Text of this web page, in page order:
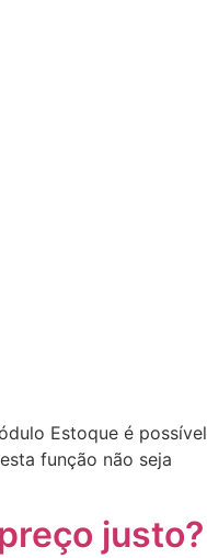
Estoque é possível
função não seja
justo?